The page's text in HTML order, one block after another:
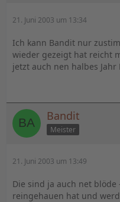
21. Juni 2003 um 13:34
Ich kann Bandit nur
wieder gezeigt hat reicht
jetzt auch nen halbes Jahr
Bandit
Meister
21. Juni 2003 um 13:49
Die sind ja auch net
reingehauen hat und